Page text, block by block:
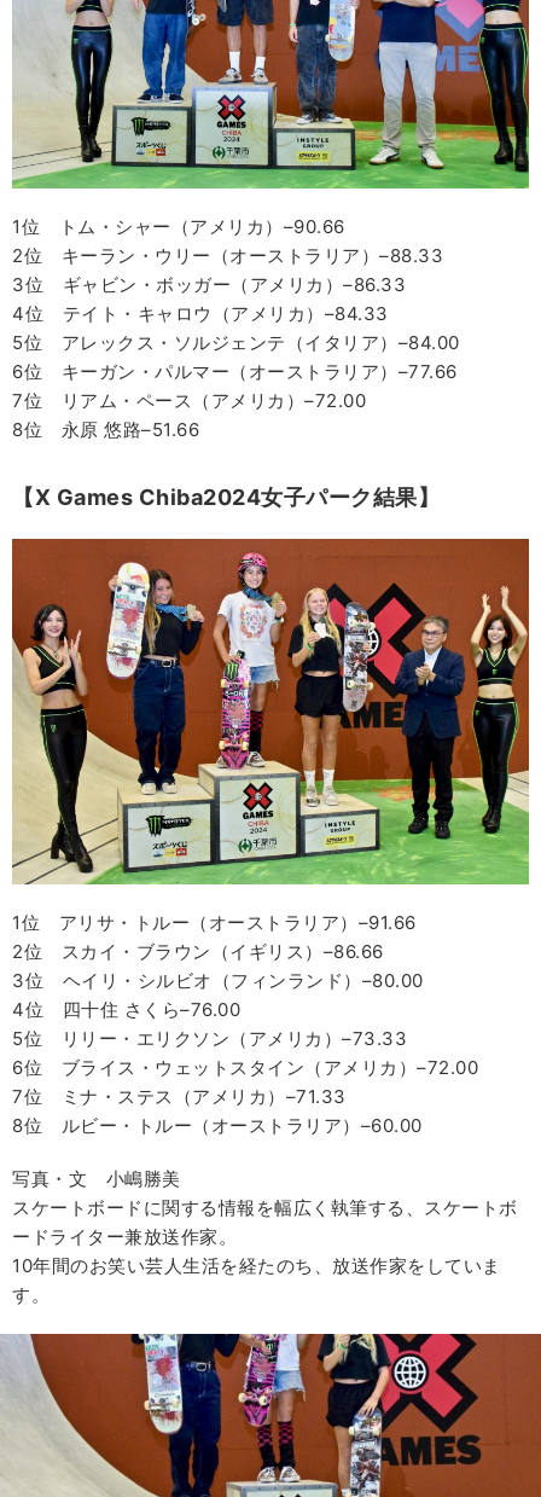
1位 トム・シャー（アメリカ）–90.66
2位 キーラン・ウリー（オーストラリア）–88.33
3位 ギャビン・ボッガー（アメリカ）–86.33
4位 テイト・キャロウ（アメリカ）–84.33
5位 アレックス・ソルジェンテ（イタリア）–84.00
6位 キーガン・パルマー（オーストラリア）–77.66
7位 リアム・ペース（アメリカ）–72.00
8位 永原 悠路–51.66
【X Games Chiba2024女子パーク結果】
1位 アリサ・トルー（オーストラリア）–91.66
2位 スカイ・ブラウン（イギリス）–86.66
3位 ヘイリ・シルビオ（フィンランド）–80.00
4位 四十住 さくら–76.00
5位 リリー・エリクソン（アメリカ）–73.33
6位 ブライス・ウェットスタイン（アメリカ）–72.00
7位 ミナ・ステス（アメリカ）–71.33
8位 ルビー・トルー（オーストラリア）–60.00
写真・文 小嶋勝美
スケートボードに関する情報を幅広く執筆する、スケートボ
ードライター兼放送作家。
10年間のお笑い芸人生活を経たのち、放送作家をしていま
す。